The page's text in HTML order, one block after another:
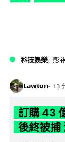
科技娛樂 影
Lawton 13
訂購 43
後終被捕